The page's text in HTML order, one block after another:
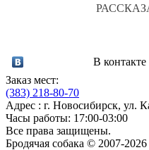
В контакте
Заказ мест:
(383) 218-80-70
Адрес : г. Новосибирск, ул.
Часы работы: 17:00-03:00
Все права защищены.
Бродячая собака © 2007-2026